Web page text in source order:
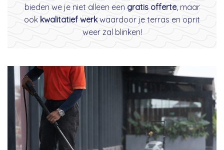
bieden we je niet alleen een gratis offerte, maar
ook kwalitatief werkwaardoor je terras en oprit
weer zal blinken!